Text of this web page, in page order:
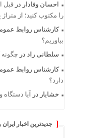
احسان وفادار در
را مکتوب کنید؛ از
کارشناس روابط
بیاوریم؟
سلطانی راد در چگونه
کارشناس روابط
دارد؟
خشایار در آیا
جدیدترین اخبار